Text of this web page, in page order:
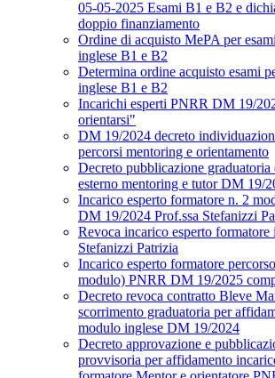
05-05-2025 Esami B1 e B2 e
doppio finanziamento
Ordine di acquisto MePA per
inglese B1 e B2
Determina ordine acquisto esami
inglese B1 e B2
Incarichi esperti PNRR DM 19/
orientarsi"
DM 19/2024 decreto
percorsi mentoring e orientamento
Decreto pubblicazione
esterno mentoring e tutor DM 19/
Incarico esperto formatore n. 2
DM 19/2024 Prof.ssa Stefanizzi
Revoca incarico esperto
Stefanizzi Patrizia
Incarico esperto formatore
modulo) PNRR DM 19/2025
Decreto revoca contratto Bleve
scorrimento graduatoria per
modulo inglese DM 19/2024
Decreto approvazione e
provvisoria per affidamento